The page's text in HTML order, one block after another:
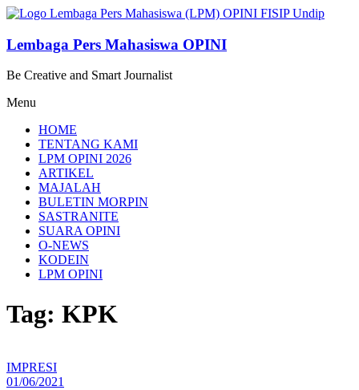
Lompat
konten
Lembaga Pers Mahasiswa OPINI
Be Creative and Smart Journalist
Menu
HOME
TENTANG KAMI
LPM OPINI 2026
ARTIKEL
MAJALAH
BULETIN MORPIN
SASTRANITE
SUARA OPINI
O-NEWS
KODEIN
LPM OPINI
Tag: KPK
IMPRESI
01/06/2021